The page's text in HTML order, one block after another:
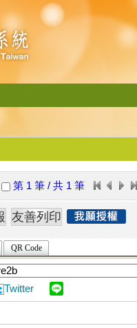
第 1 筆 / 共 1 筆
QR Code
Twitter